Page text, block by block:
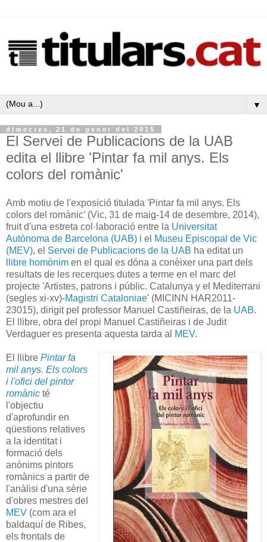
▼
dimecres, 21 de gener del 2015
El Servei de Publicacions de la UAB
edita el llibre 'Pintar fa mil anys. Els
colors del romànic'
Amb motiu de l'exposició titulada 'Pintar fa mil anys. Els
colors del romànic' (Vic, 31 de maig-14 de desembre, 2014),
fruit d'una estreta col·laboració entre la Universitat
Autònoma de Barcelona (UAB) i el Museu Episcopal de Vic
(MEV), el Servei de Publicacions de la UAB ha editat un
llibre homònim en el qual es dóna a conèixer una part dels
resultats de les recerques dutes a terme en el marc del
projecte 'Artistes, patrons i públic. Catalunya y el Mediterrani
(segles xi-xv)-Magistri Cataloniae' (MICINN HAR2011-
23015), dirigit pel professor Manuel Castiñeiras, de la UAB.
El llibre, obra del propi Manuel Castiñeiras i de Judit
Verdaguer es presenta aquesta tarda al
MEV.
El llibre Pintar fa
mil anys. Els colors
i l'ofici del pintor
romànic té
l'objectiu
d'aprofundir en
qüestions relatives
a la identitat i
formació dels
anònims pintors
romànics a partir de
l'anàlisi d'una sèrie
d'obres mestres del
MEV (com ara el
baldaquí de Ribes,
els frontals de